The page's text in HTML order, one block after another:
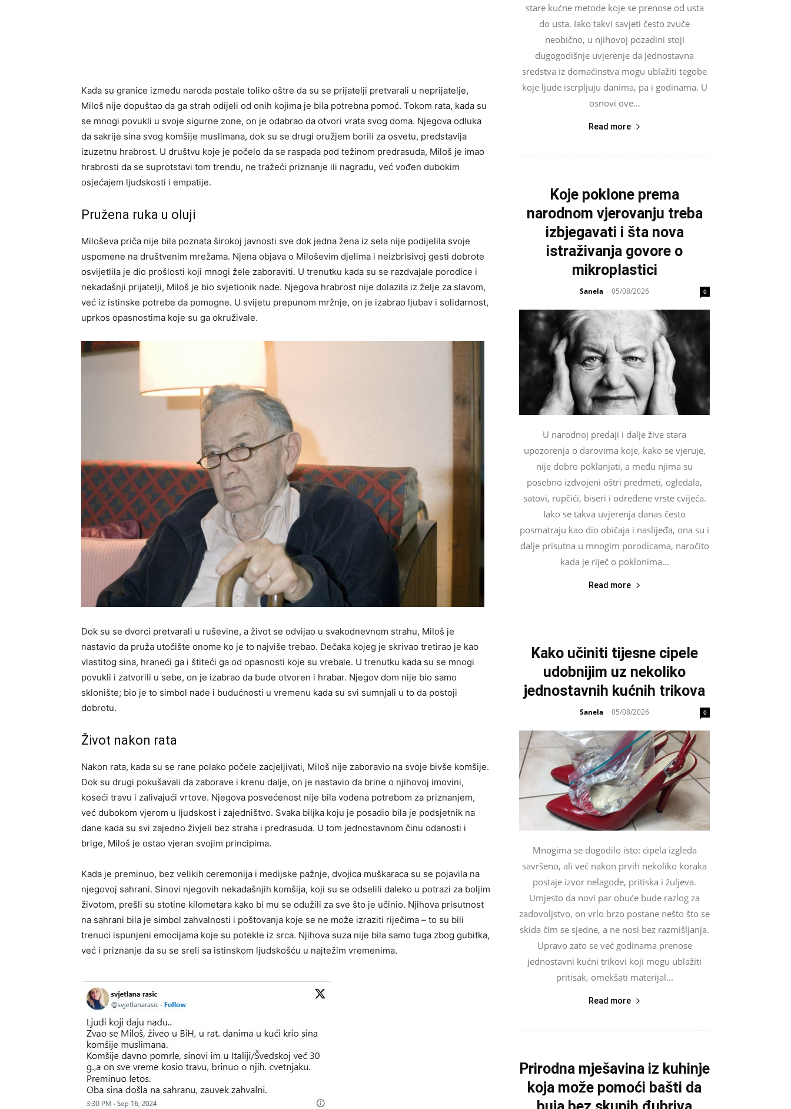
Kada su granice između naroda postale toliko oštre da su se prijatelji pretvarali u neprijatelje,
Miloš nije dopuštao da ga strah odijeli od onih kojima je bila potrebna pomoć. Tokom rata, kada su
se mnogi povukli u svoje sigurne zone, on je odabrao da otvori vrata svog doma. Njegova odluka
da sakrije sina svog komšije muslimana, dok su se drugi oružjem borili za osvetu, predstavlja
izuzetnu hrabrost. U društvu koje je počelo da se raspada pod težinom predrasuda, Miloš je imao
hrabrosti da se suprotstavi tom trendu, ne tražeći priznanje ili nagradu, već vođen dubokim
osjećajem ljudskosti i empatije.
Pružena ruka u oluji
Miloševa priča nije bila poznata širokoj javnosti sve dok jedna žena iz sela nije podijelila svoje
uspomene na društvenim mrežama. Njena objava o Miloševim djelima i neizbrisivoj gesti dobrote
osvijetlila je dio prošlosti koji mnogi žele zaboraviti. U trenutku kada su se razdvajale porodice i
nekadašnji prijatelji, Miloš je bio svjetionik nade. Njegova hrabrost nije dolazila iz želje za slavom,
već iz istinske potrebe da pomogne. U svijetu prepunom mržnje, on je izabrao ljubav i solidarnost,
uprkos opasnostima koje su ga okruživale.
Dok su se dvorci pretvarali u ruševine, a život se odvijao u svakodnevnom strahu, Miloš je
nastavio da pruža utočište onome ko je to najviše trebao. Dečaka kojeg je skrivao tretirao je kao
vlastitog sina, hraneći ga i štiteći ga od opasnosti koje su vrebale. U trenutku kada su se mnogi
povukli i zatvorili u sebe, on je izabrao da bude otvoren i hrabar. Njegov dom nije bio samo
sklonište; bio je to simbol nade i budućnosti u vremenu kada su svi sumnjali u to da postoji
dobrotu.
Život nakon rata
Nakon rata, kada su se rane polako počele zacjeljivati, Miloš nije zaboravio na svoje bivše komšije.
Dok su drugi pokušavali da zaborave i krenu dalje, on je nastavio da brine o njihovoj imovini,
koseći travu i zalivajući vrtove. Njegova posvećenost nije bila vođena potrebom za priznanjem,
već dubokom vjerom u ljudskost i zajedništvo. Svaka biljka koju je posadio bila je podsjetnik na
dane kada su svi zajedno živjeli bez straha i predrasuda. U tom jednostavnom činu odanosti i
brige, Miloš je ostao vjeran svojim principima.
Kada je preminuo, bez velikih ceremonija i medijske pažnje, dvojica muškaraca su se pojavila na
njegovoj sahrani. Sinovi njegovih nekadašnjih komšija, koji su se odselili daleko u potrazi za boljim
životom, prešli su stotine kilometara kako bi mu se odužili za sve što je učinio. Njihova prisutnost
na sahrani bila je simbol zahvalnosti i poštovanja koje se ne može izraziti riječima – to su bili
trenuci ispunjeni emocijama koje su potekle iz srca. Njihova suza nije bila samo tuga zbog gubitka,
već i priznanje da su se sreli sa istinskom ljudskošću u najtežim vremenima.
stare kućne metode koje se prenose od usta
do usta. Iako takvi savjeti često zvuče
neobično, u njihovoj pozadini stoji
dugogodišnje uvjerenje da jednostavna
sredstva iz domaćinstva mogu ublažiti tegobe
koje ljude iscrpljuju danima, pa i godinama. U
osnovi ove...
Read more
Koje poklone prema
narodnom vjerovanju treba
izbjegavati i šta nova
istraživanja govore o
mikroplastici
Sanela - 05/08/2026 0
U narodnoj predaji i dalje žive stara
upozorenja o darovima koje, kako se vjeruje,
nije dobro poklanjati, a među njima su
posebno izdvojeni oštri predmeti, ogledala,
satovi, rupčići, biseri i određene vrste cvijeća.
Iako se takva uvjerenja danas često
posmatraju kao dio običaja i naslijeđa, ona su i
dalje prisutna u mnogim porodicama, naročito
kada je riječ o poklonima...
Read more
Kako učiniti tijesne cipele
udobnijim uz nekoliko
jednostavnih kućnih trikova
Sanela - 05/08/2026 0
Mnogima se dogodilo isto: cipela izgleda
savršeno, ali već nakon prvih nekoliko koraka
postaje izvor nelagode, pritiska i žuljeva.
Umjesto da novi par obuće bude razlog za
zadovoljstvo, on vrlo brzo postane nešto što se
skida čim se sjedne, a ne nosi bez razmišljanja.
Upravo zato se već godinama prenose
jednostavni kućni trikovi koji mogu ublažiti
pritisak, omekšati materijal...
Read more
Prirodna mješavina iz kuhinje
koja može pomoći bašti da